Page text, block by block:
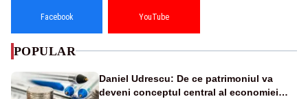
Facebook YouTube
POPULAR
Daniel Udrescu: De ce patrimoniul va
deveni conceptul central al economiei